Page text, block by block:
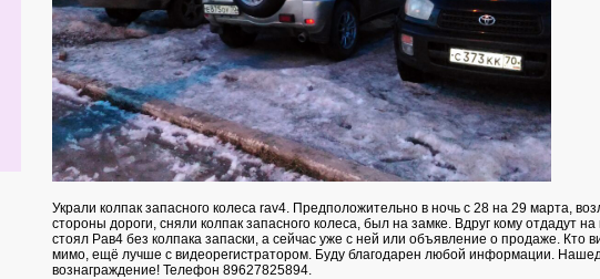
Украли колпак запасного колеса rav4. Предположительно в ночь с 28 на 29 марта,
стороны дороги, сняли колпак запасного колеса, был на замке. Вдруг кому отдадут на
стоял Рав4 без колпака запаски, а сейчас уже с ней или объявление о продаже. Кто
мимо, ещё лучше с видеорегистратором. Буду благодарен любой информации.
вознаграждение! Телефон 89627825894.